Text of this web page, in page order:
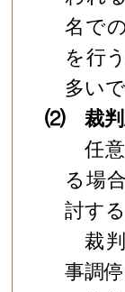
名で
を行
多いで
⑵ 裁判
任
る場
討す
裁
事調